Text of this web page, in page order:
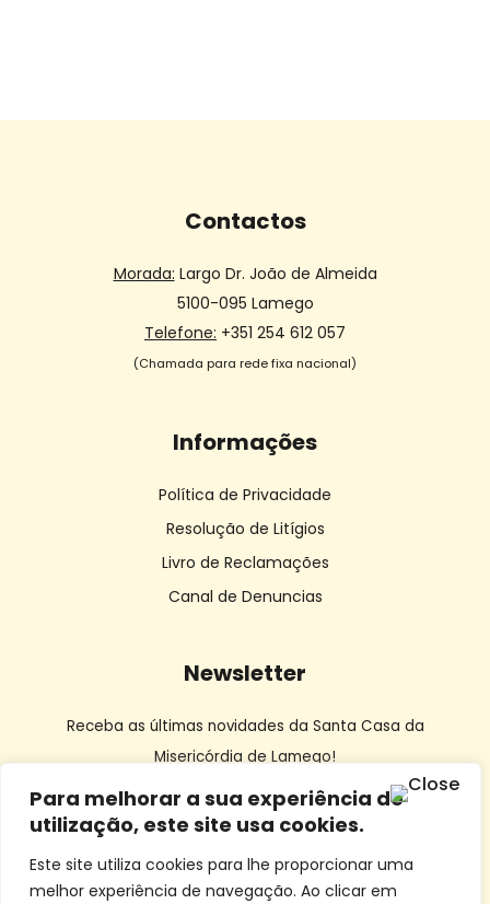
Para melhorar a sua experiência de
utilização, este site usa cookies.
Este site utiliza cookies para lhe proporcionar uma
melhor experiência de navegação. Ao clicar em
Contactos
Morada: Largo Dr. João de Almeida
5100-095 Lamego
Telefone: +351 254 612 057
(Chamada para rede fixa nacional)
Informações
Política de Privacidade
Resolução de Litígios
Livro de Reclamações
Canal de Denuncias
Newsletter
Receba as últimas novidades da Santa Casa da
Misericórdia de Lamego!